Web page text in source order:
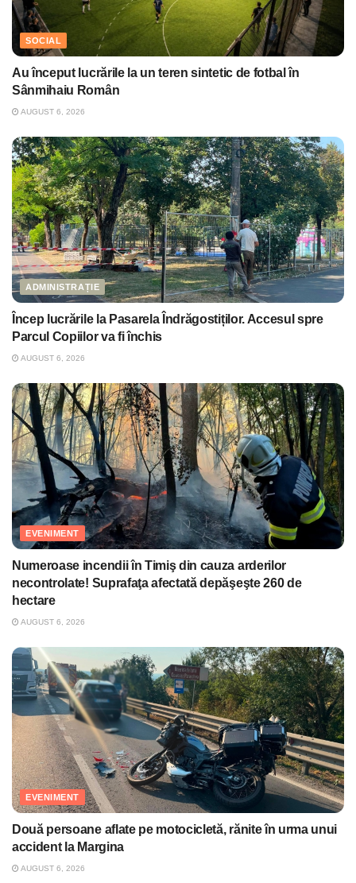
SOCIAL
Au început lucrările la un teren sintetic de fotbal în
Sânmihaiu Român
AUGUST 6, 2026
ADMINISTRAȚIE
Încep lucrările la Pasarela Îndrăgostiților. Accesul spre
Parcul Copiilor va fi închis
AUGUST 6, 2026
EVENIMENT
Numeroase incendii în Timiş din cauza arderilor
necontrolate! Suprafaţa afectată depăşeşte 260 de
hectare
AUGUST 6, 2026
EVENIMENT
Două persoane aflate pe motocicletă, rănite în urma unui
accident la Margina
AUGUST 6, 2026